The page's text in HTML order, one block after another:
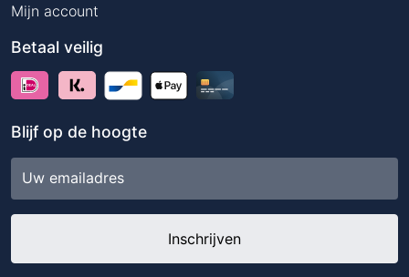
Mijn account
Betaal veilig
Blijf op de hoogte
mailadres